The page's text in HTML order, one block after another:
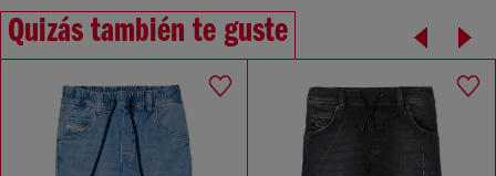
Quizás también te guste